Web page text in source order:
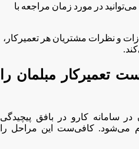
در مورد زمان مراجعه با
و نظرات مشتریان هر تعمیرکار،
تعمیرکار مبلمان را
سامانه کارو در بافق پیچیدگی
می‌شود. کافی‌ست این مراحل را